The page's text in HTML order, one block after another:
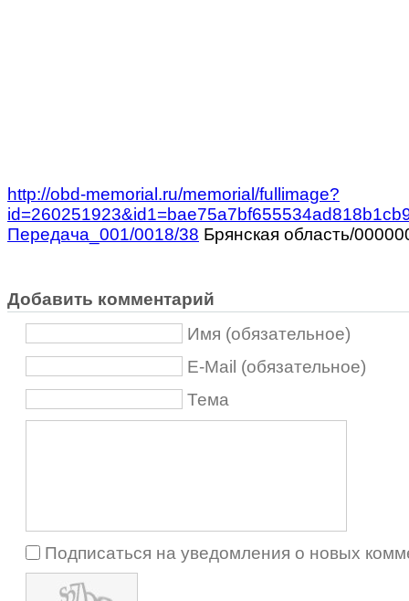
http://obd-memorial.ru/memorial/fullimage?
Передача_001/0018/38 Брянская область/
Добавить комментарий
Имя (обязательное)
E-Mail (обязательное)
Тема
Подписаться на уведомления о новых